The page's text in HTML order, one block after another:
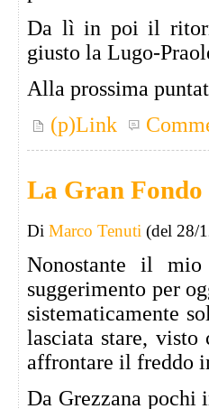
Da lì in poi il
giusto la Lugo-
Alla prossima
(p)Link
La Gran Fondo
Di Marco Tenuti (del 28/
Nonostante il mio
suggerimento per
sistematicamente
lasciata stare,
affrontare il freddo
Da Grezzana